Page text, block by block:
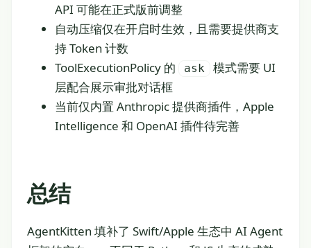
API 可能在正式版前调整
自动压缩仅在开启时生效，且需要提供商支
持 Token 计数
ToolExecutionPolicy 的
ask
模式需要 UI
层配合展示审批对话框
当前仅内置 Anthropic 提供商插件，Apple
Intelligence 和 OpenAI 插件待完善
总结
AgentKitten 填补了 Swift/Apple 生态中 AI Agent